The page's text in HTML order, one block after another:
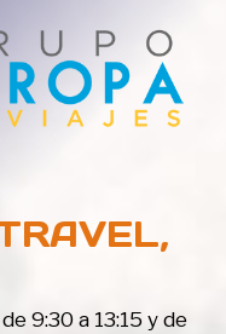
9:30 a 13:15 y de